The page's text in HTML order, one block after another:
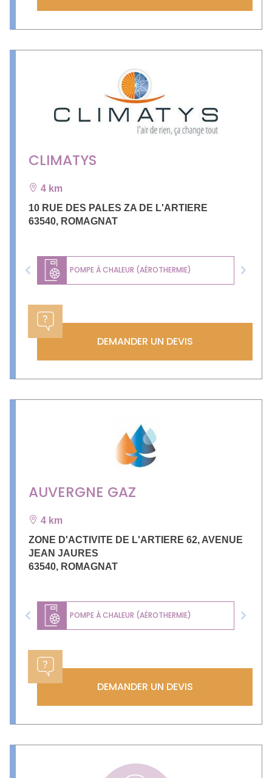
CLIMATYS
4 km
10 RUE DES PALES ZA DE L'ARTIERE
63540, ROMAGNAT
POMPE À CHALEUR (AÉROTHERMIE)
Previous Next
DEMANDER UN DEVIS
AUVERGNE GAZ
4 km
ZONE D'ACTIVITE DE L'ARTIERE 62, AVENUE
JEAN JAURES
63540, ROMAGNAT
POMPE À CHALEUR (AÉROTHERMIE)
Previous Next
DEMANDER UN DEVIS